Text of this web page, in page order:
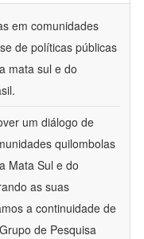
em comunidades
de políticas públicas
mata sul e do
um diálogo de
quilombolas
Mata Sul e do
as suas
a continuidade de
de Pesquisa